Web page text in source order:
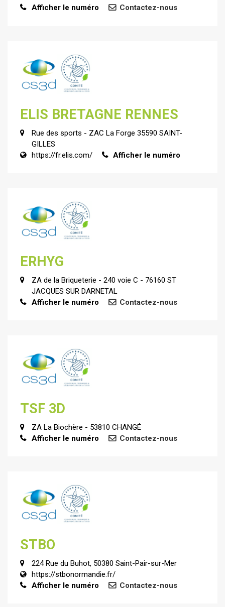
Afficher le numéro
Contactez-nous
ELIS BRETAGNE RENNES
Rue des sports - ZAC La Forge 35590 SAINT-
GILLES
https://fr.elis.com/
Afficher le numéro
ERHYG
ZA de la Briqueterie - 240 voie C - 76160 ST
JACQUES SUR DARNETAL
Afficher le numéro
Contactez-nous
TSF 3D
ZA La Biochère - 53810 CHANGÉ
Afficher le numéro
Contactez-nous
STBO
224 Rue du Buhot, 50380 Saint-Pair-sur-Mer
https://stbonormandie.fr/
Afficher le numéro
Contactez-nous